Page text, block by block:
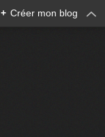
+ Créer mon blog